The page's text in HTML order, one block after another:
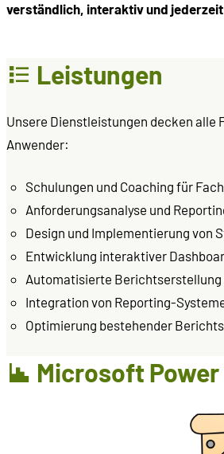
verständlich, interaktiv und
Leistungen
Unsere Dienstleistungen decken alle
Anwender:
Schulungen und Coaching für
Anforderungsanalyse und
Design und Implementierung von
Entwicklung interaktiver
Automatisierte Berichtserstellung
Integration von Reporting-
Optimierung bestehender
Microsoft Power